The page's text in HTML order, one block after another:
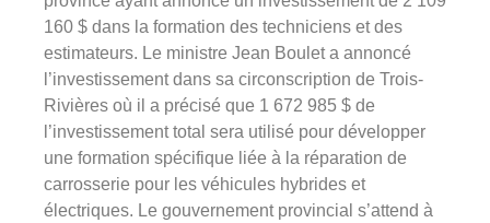
160 $ dans la formation des techniciens et des
estimateurs. Le ministre Jean Boulet a annoncé
l’investissement dans sa circonscription de Trois-
Rivières où il a précisé que 1 672 985 $ de
l’investissement total sera utilisé pour développer
une formation spécifique liée à la réparation de
carrosserie pour les véhicules hybrides et
électriques. Le gouvernement provincial s’attend à